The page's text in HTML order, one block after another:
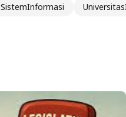
SistemInformasi